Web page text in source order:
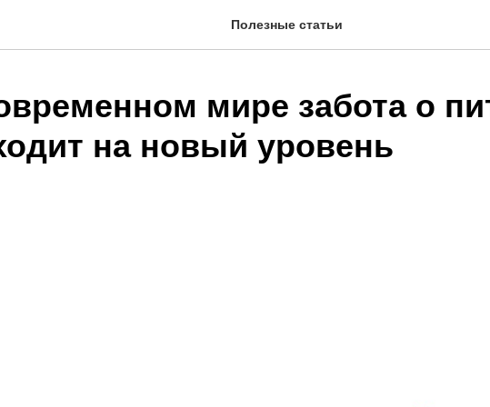
Полезные статьи
мире забота о
на новый уровень